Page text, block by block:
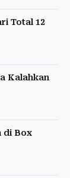
Total 12
Kalahkan
di Box